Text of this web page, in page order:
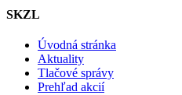
SKZL
Úvodná stránka
Aktuality
Tlačové správy
Prehľad akcií